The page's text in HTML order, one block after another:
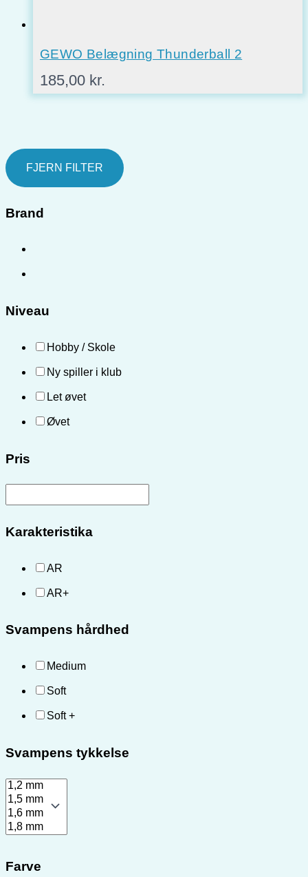
FJERN FILTER
Brand
Niveau
Hobby / Skole
Ny spiller i klub
Let øvet
Øvet
Pris
Karakteristika
AR
AR+
Svampens hårdhed
Medium
Soft
Soft +
Svampens tykkelse
Farve
GEWO Belægning Thunderball 2
185,00 kr.